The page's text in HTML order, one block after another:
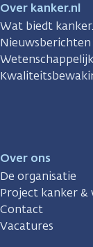
Over kanker.nl
Wat biedt
Nieuwsberichten
Over ons
De organisatie
Project kanker &
Contact
Vacatures